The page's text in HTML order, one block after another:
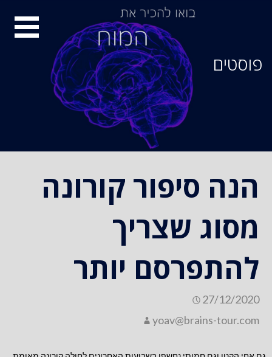
פוסטים
הנה סיפור קורונה
מסוג שצריך
להתפרסם יותר
27/12/2020
yoav@brains-tour.com